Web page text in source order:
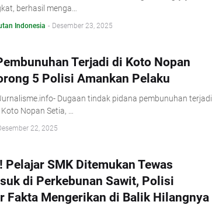
berhasil menga…
Indonesia - Desember 23, 2025
Terjadi di Koto Nopan
5 Polisi Amankan Pelaku
Dugaan tindak pidana pembunuhan terjadi
Nopan Setia, …
22, 2025
Pelajar SMK Ditemukan Tewas
di Perkebunan Sawit, Polisi
Fakta Mengerikan di Balik Hilangnya